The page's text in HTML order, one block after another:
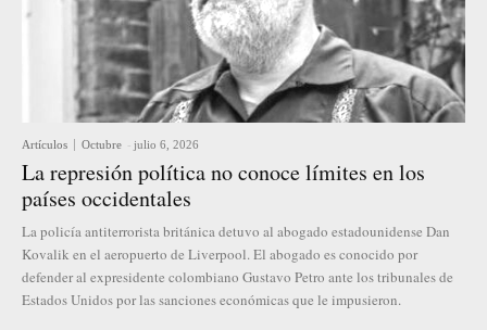
Artículos Octubre - julio 6, 2026
La represión política no conoce límites en los
países occidentales
La policía antiterrorista británica detuvo al abogado estadounidense Dan
Kovalik en el aeropuerto de Liverpool. El abogado es conocido por
defender al expresidente colombiano Gustavo Petro ante los tribunales de
Estados Unidos por las sanciones económicas que le impusieron.